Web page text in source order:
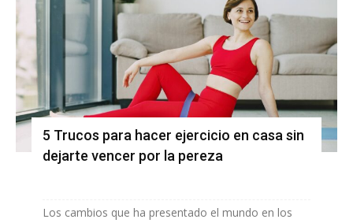
5 Trucos para hacer ejercicio en casa sin
dejarte vencer por la pereza
Los cambios que ha presentado el mundo en los